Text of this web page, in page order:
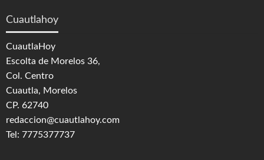
Cuautlahoy
CuautlaHoy
Escolta de Morelos 36,
Col. Centro
Cuautla, Morelos
CP. 62740
redaccion@cuautlahoy.com
Tel: 7775377737